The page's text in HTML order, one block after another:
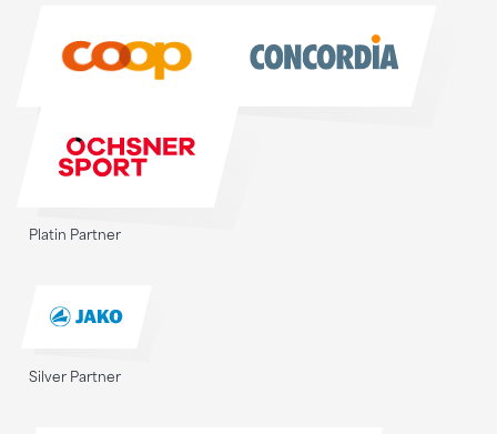
Platin Partner
Silver Partner